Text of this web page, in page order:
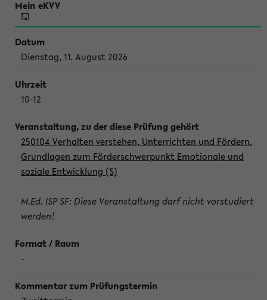
Dienstag, 11. August 2026
10-12
250104 Verhalten verstehen, Unterrichten und Fördern.
Grundlagen zum Förderschwerpunkt Emotionale und
soziale Entwicklung (S)
M.Ed. ISP SF: Diese Veranstaltung darf nicht vorstudiert
werden!
-